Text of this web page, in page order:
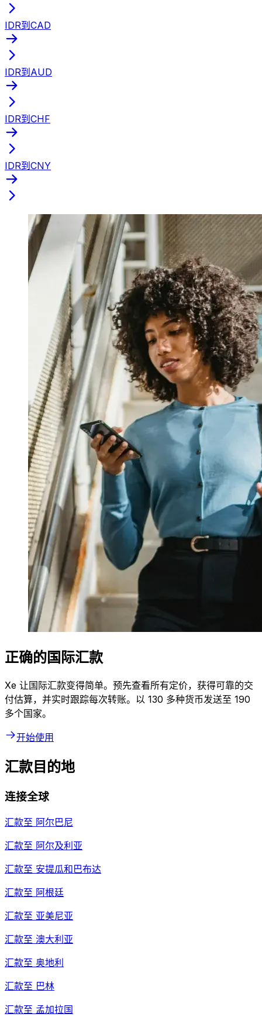
IDR到CAD
IDR到AUD
IDR到CHF
IDR到CNY
正确的国际汇款
Xe 让国际汇款变得简单。预先查看所有定价，获得可靠的交
付估算，并实时跟踪每次转账。以 130 多种货币发送至 190
多个国家。
开始使用
汇款目的地
连接全球
汇款至 阿尔巴尼
汇款至 阿尔及利亚
汇款至 安提瓜和巴布达
汇款至 阿根廷
汇款至 亚美尼亚
汇款至 澳大利亚
汇款至 奥地利
汇款至 巴林
汇款至 孟加拉国